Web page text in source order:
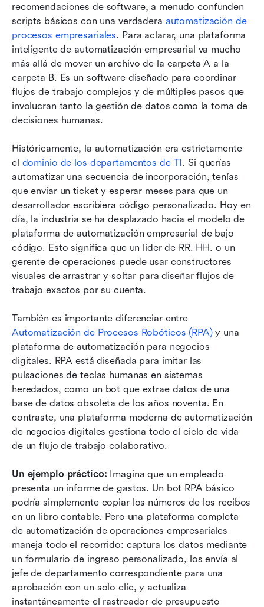
recomendaciones de software, a menudo confunden
scripts básicos con una verdadera automatización de
procesos empresariales. Para aclarar, una plataforma
inteligente de automatización empresarial va mucho
más allá de mover un archivo de la carpeta A a la
carpeta B. Es un software diseñado para coordinar
flujos de trabajo complejos y de múltiples pasos que
involucran tanto la gestión de datos como la toma de
decisiones humanas.
Históricamente, la automatización era estrictamente
el dominio de los departamentos de TI. Si querías
automatizar una secuencia de incorporación, tenías
que enviar un ticket y esperar meses para que un
desarrollador escribiera código personalizado. Hoy en
día, la industria se ha desplazado hacia el modelo de
plataforma de automatización empresarial de bajo
código. Esto significa que un líder de RR. HH. o un
gerente de operaciones puede usar constructores
visuales de arrastrar y soltar para diseñar flujos de
trabajo exactos por su cuenta.
Automatización de Procesos Robóticos (RPA) y una
plataforma de automatización para negocios
digitales. RPA está diseñada para imitar las
pulsaciones de teclas humanas en sistemas
heredados, como un bot que extrae datos de una
base de datos obsoleta de los años noventa. En
contraste, una plataforma moderna de automatización
de negocios digitales gestiona todo el ciclo de vida
de un flujo de trabajo colaborativo.
Un ejemplo práctico: Imagina que un empleado
presenta un informe de gastos. Un bot RPA básico
podría simplemente copiar los números de los recibos
en un libro contable. Pero una plataforma completa
de automatización de operaciones empresariales
maneja todo el recorrido: captura los datos mediante
un formulario de ingreso personalizado, los envía al
jefe de departamento correspondiente para una
aprobación con un solo clic, y actualiza
instantáneamente el rastreador de presupuesto